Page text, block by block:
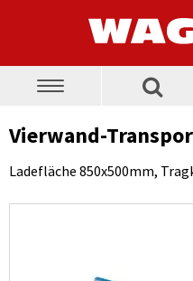
Toggle
Vierwand-
Ladefläche 850x500mm,